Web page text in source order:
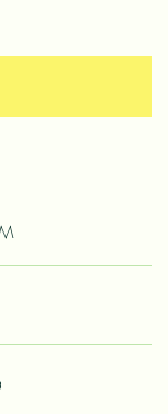
Чтобы дом